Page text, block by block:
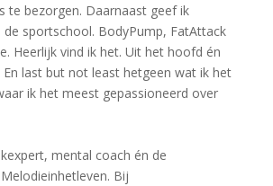
te bezorgen. Daarnaast geef ik
de sportschool. BodyPump, FatAttack
Heerlijk vind ik het. Uit het hoofd én
last but not least hetgeen wat ik het
ik het meest gepassioneerd over
mental coach én de
Bij